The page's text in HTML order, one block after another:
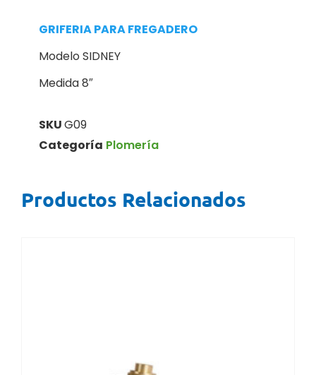
GRIFERIA PARA FREGADERO
Modelo SIDNEY
Medida 8″
SKUG09
Categoría Plomería
Productos Relacionados